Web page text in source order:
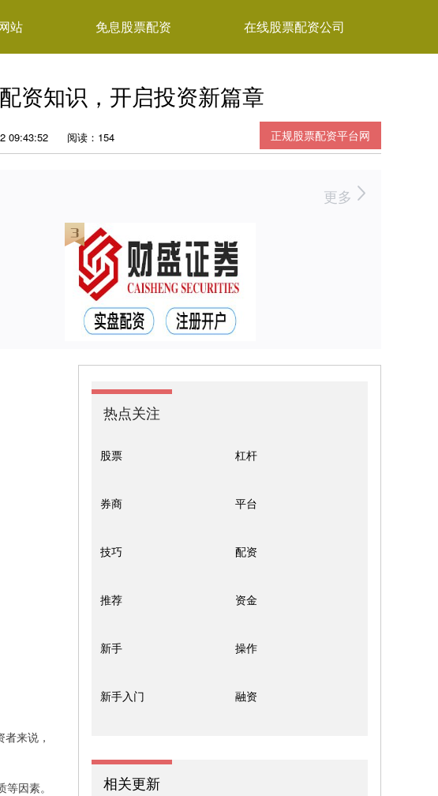
站 免息股票配资 在线股票配资公司
资知识，开启投资新篇章
正规股票配资平台网
09:43:52 阅读：154
更多
来说，
因素。
热点关注
股票 杠杆
券商 平台
技巧 配资
推荐 资金
新手 操作
新手入门 融资
相关更新